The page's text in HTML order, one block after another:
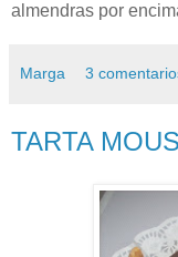
almendras por
Marga 3
TARTA